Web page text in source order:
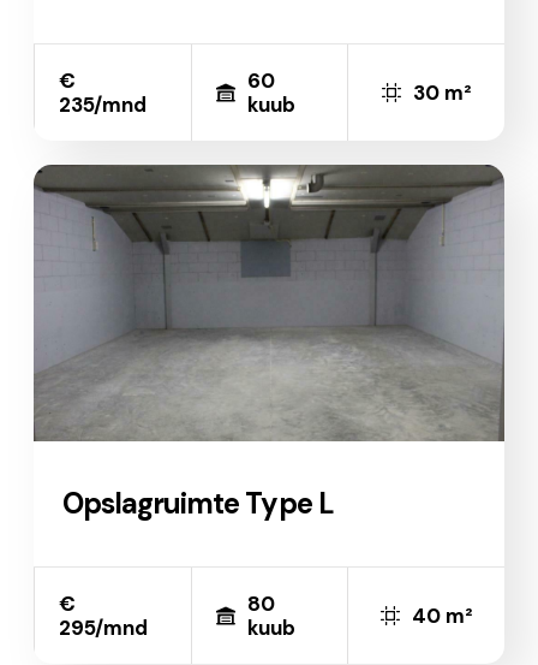
€
235/mnd
60
kuub
30 m²
Opslagruimte Type L
€
295/mnd
80
kuub
40 m²